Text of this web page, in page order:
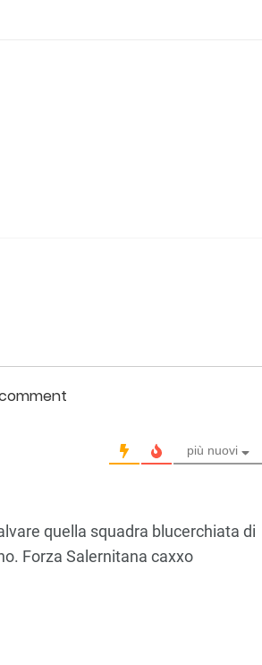
più nuovi
quella squadra blucerchiata di
Forza Salernitana caxxo